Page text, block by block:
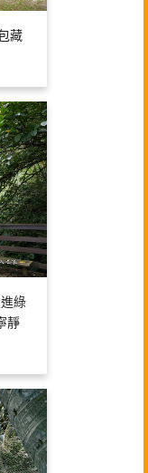
藏
綠
靜